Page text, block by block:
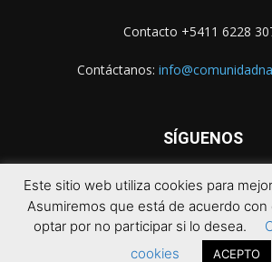
Contacto +5411 6228
Contáctanos:
SÍGUENOS
Este sitio web utiliza cookies para
Asumiremos que está de acuerdo
optar por no participar si lo desea.
cookies
ACEPTO